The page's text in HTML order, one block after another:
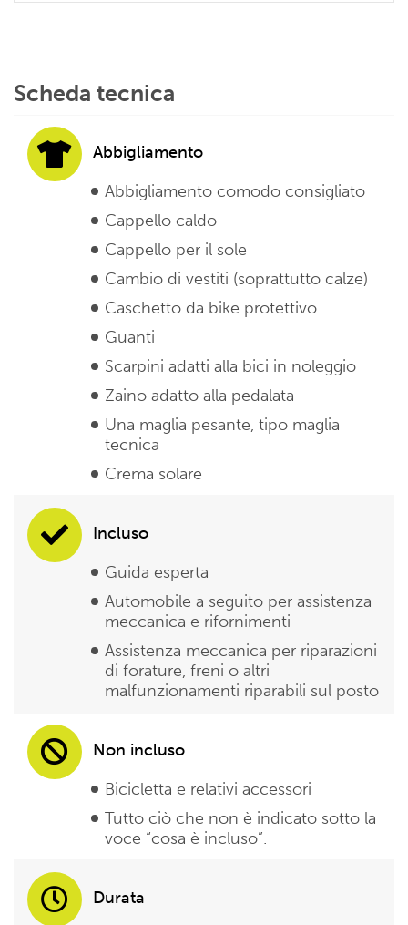
Scheda tecnica
Abbigliamento
Abbigliamento comodo consigliato
Cappello caldo
Cappello per il sole
Cambio di vestiti (soprattutto calze)
Caschetto da bike protettivo
Guanti
Scarpini adatti alla bici in noleggio
Zaino adatto alla pedalata
Una maglia pesante, tipo maglia
tecnica
Crema solare
Incluso
Guida esperta
Automobile a seguito per assistenza
meccanica e rifornimenti
Assistenza meccanica per riparazioni
di forature, freni o altri
malfunzionamenti riparabili sul posto
Non incluso
Bicicletta e relativi accessori
Tutto ciò che non è indicato sotto la
voce “cosa è incluso”.
Durata